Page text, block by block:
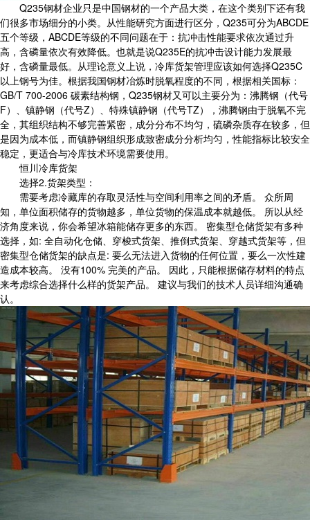
Q235钢材企业只是中国钢材的一个产品大类，在这个类别下还有我
们很多市场细分的小类。从性能研究方面进行区分，Q235可分为ABCDE
五个等级，ABCDE等级的不同问题在于：抗冲击性能要求依次通过升
高，含磷量依次有效降低。也就是说Q235E的抗冲击设计能力发展最
好，含磷量最低。从理论意义上说，冷库货架管理应该如何选择Q235C
以上钢号为佳。根据我国钢材冶炼时脱氧程度的不同，根据相关国标：
GB/T 700-2006 碳素结构钢，Q235钢材又可以主要分为：沸腾钢（代号
F）、镇静钢（代号Z）、特殊镇静钢（代号TZ），沸腾钢由于脱氧不完
全，其组织结构不够完善紧密，成分分布不均匀，硫磷杂质存在较多，但
是因为成本低，而镇静钢组织形成致密成分分析均匀，性能指标比较安全
稳定，更适合与冷库技术环境需要使用。
恒川冷库货架
选择2.货架类型：
需要考虑冷藏库的存取灵活性与空间利用率之间的矛盾。 众所周
知，单位面积储存的货物越多，单位货物的保温成本就越低。 所以从经
济角度来说，你会希望冰箱能储存更多的东西。 密集型仓储货架有多种
选择，如: 全自动化仓储、穿梭式货架、推倒式货架、穿越式货架等，但
密集型仓储货架的缺点是: 要么无法进入货物的任何位置，要么一次性建
造成本较高。 没有100% 完美的产品。 因此，只能根据储存材料的特点
来考虑综合选择什么样的货架产品。 建议与我们的技术人员详细沟通确
认。